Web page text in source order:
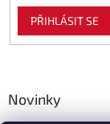
PŘIHLÁSIT SE
Novinky